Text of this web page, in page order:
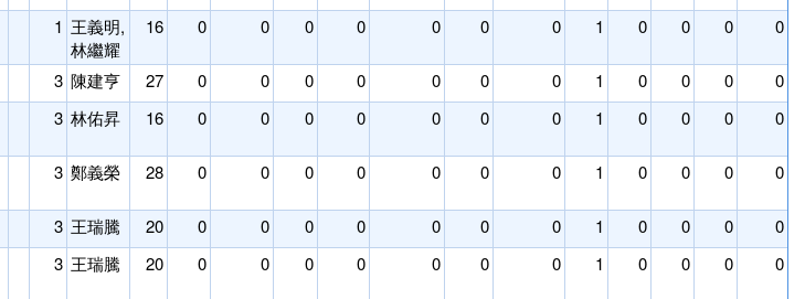
1 王義明,
林繼耀
16 0 0 0 0 0 0 0 1 0 0 0 0
3 陳建亨 27 0 0 0 0 0 0 0 1 0 0 0 0
3 林佑昇 16 0 0 0 0 0 0 0 1 0 0 0 0
3 鄭義榮 28 0 0 0 0 0 0 0 1 0 0 0 0
3 王瑞騰 20 0 0 0 0 0 0 0 1 0 0 0 0
3 王瑞騰 20 0 0 0 0 0 0 0 1 0 0 0 0